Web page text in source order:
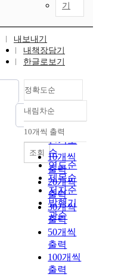
기
내보내기
내책장담기
한글로보기
정확도순
정확도
순
인기도
순
연도순
제목순
저자순
발행기
관순
내림차순
내림차순
10개씩 출력
10개씩
출력
20개씩
출력
30개씩
출력
50개씩
출력
100개씩
출력
조회